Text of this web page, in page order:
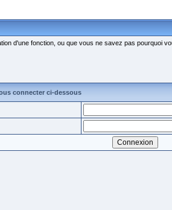
d'une fonction, ou que vous ne savez pas pourquoi
connecter ci-dessous